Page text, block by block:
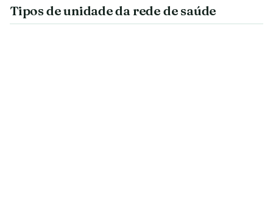
Tipos de unidade da rede de saúde